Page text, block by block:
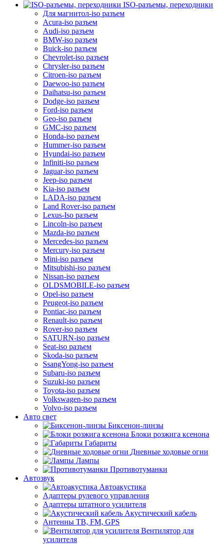
ISO-разъемы, переходники
Для магнитол-iso разъем
Acura-iso разъем
Audi-iso разъем
BMW-iso разъем
Buick-iso разъем
Chevrolet-iso разъем
Chrysler-iso разъем
Citroen-iso разъем
Daewoo-iso разъем
Daihatsu-iso разъем
Dodge-iso разъем
Ford-iso разъем
Geo-iso разъем
GMC-iso разъем
Honda-iso разъем
Hummer-iso разъем
Hyundai-iso разъем
Infiniti-iso разъем
Jaguar-iso разъем
Jeep-iso разъем
Kia-iso разъем
LADA-iso разъем
Land Rover-iso разъем
Lexus-Iso разъем
Lincoln-iso разъем
Mazda-iso разъем
Mercedes-iso разъем
Mercury-iso разъем
Mini-iso разъем
Mitsubishi-iso разъем
Nissan-iso разъем
OLDSMOBILE-iso разъем
Opel-iso разъем
Peugeot-iso разъем
Pontiac-iso разъем
Renault-iso разъем
Rover-iso разъем
SATURN-iso разъем
Seat-iso разъем
Skoda-iso разъем
SsangYong-iso разъем
Subaru-iso разъем
Suzuki-iso разъем
Toyota-iso разъем
Volkswagen-iso разъем
Volvo-iso разъем
Авто свет
Биксенон-линзы
Блоки розжига ксенона
Габариты
Дневные ходовые огни
Лампы
Противотуманки
Автозвук
Автоакустика
Адаптеры рулевого управления
Адаптеры штатного усилителя
Акустический кабель
Антенны ТВ, FM, GPS
Вентилятор для
усилителя